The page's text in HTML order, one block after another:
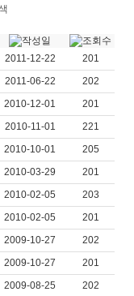
2011-12-22
201
2011-06-22
202
2010-12-01
201
2010-11-01
221
2010-10-01
205
2010-03-29
201
2010-02-05
203
2010-02-05
201
2009-10-27
202
2009-10-27
201
2009-08-25 202